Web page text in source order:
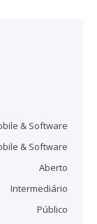
& Software
& Software
Aberto
Intermediário
Público